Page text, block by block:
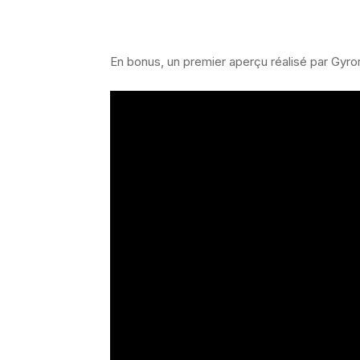
En bonus, un premier aperçu réalisé par